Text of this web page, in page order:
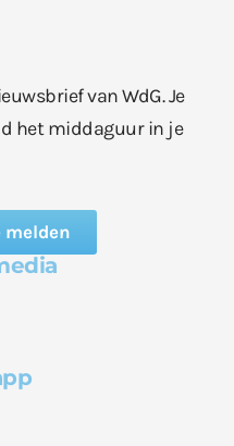
van WdG. Je
het middaguur in je